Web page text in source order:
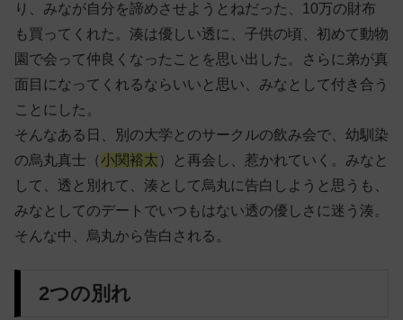
り、みなが自分を諦めさせようとねだった、10万の財布
も買ってくれた。湊は優しい透に、子供の頃、初めて動物
園で会って仲良くなったことを思い出した。さらに弟が真
面目になってくれるならいいと思い、みなとして付き合う
ことにした。
そんなある日、別の大学とのサークルの飲み会で、幼馴染
の烏丸真士（小関裕太 ）と再会し、惹かれていく。みなと
して、透と別れて、湊として烏丸に告白しようと思うも、
みなとしてのデートでいつもはない透の優しさに迷う湊。
そんな中、烏丸から告白される。
2つの別れ